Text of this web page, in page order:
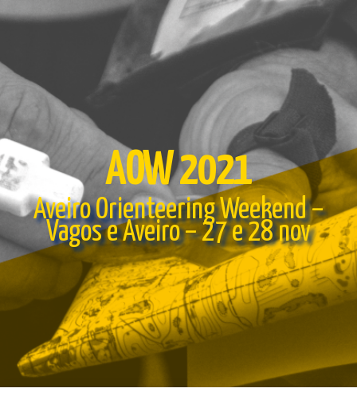
AOW 2021
Aveiro Orienteering Weekend –
Vagos e Aveiro – 27 e 28 nov